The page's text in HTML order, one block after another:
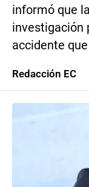
informó que
investigación
accidente
Redacción EC